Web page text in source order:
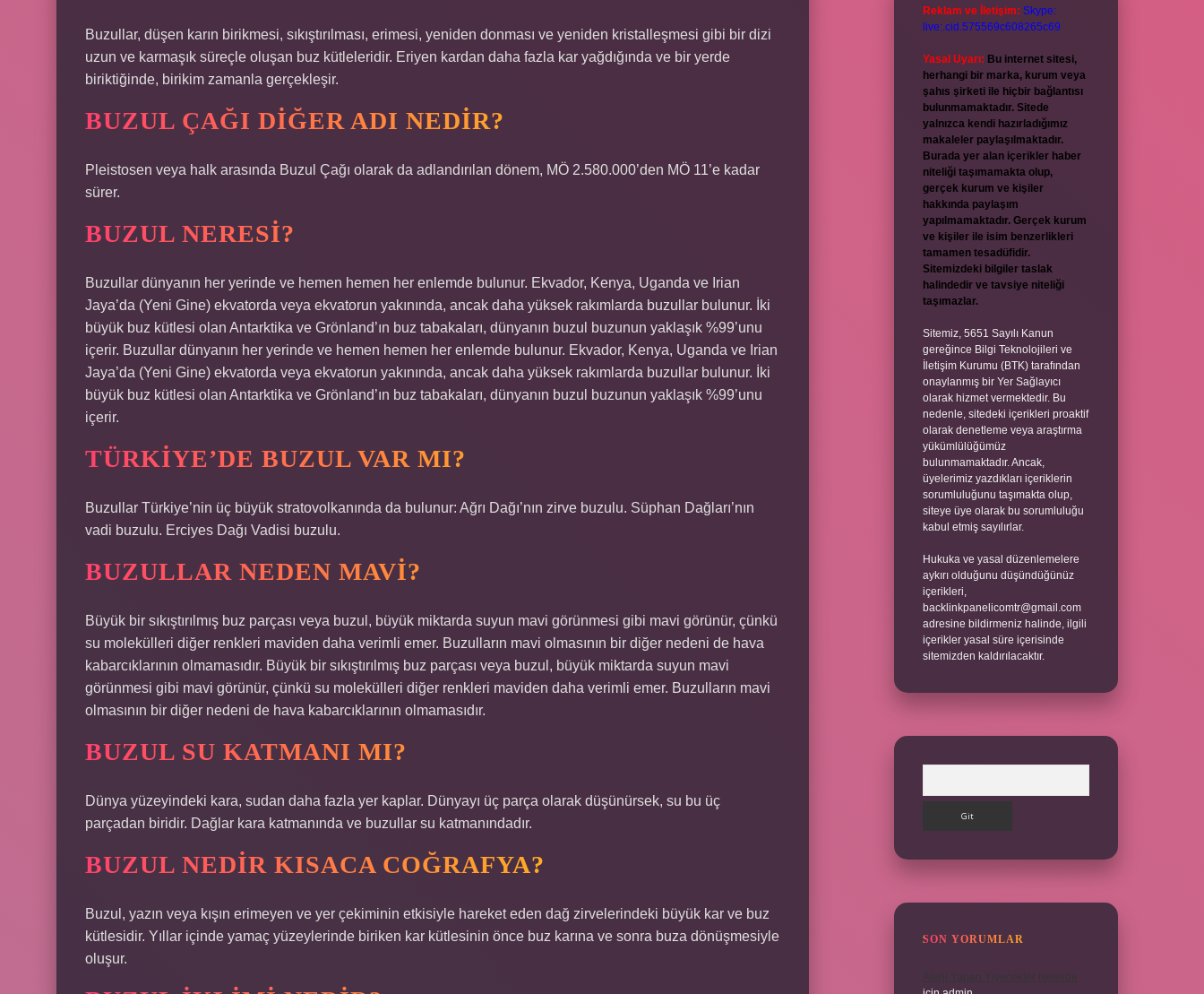
Buzullar, düşen karın birikmesi, sıkıştırılması, erimesi, yeniden donması ve yeniden kristalleşmesi gibi bir dizi
uzun ve karmaşık süreçle oluşan buz kütleleridir. Eriyen kardan daha fazla kar yağdığında ve bir yerde
biriktiğinde, birikim zamanla gerçekleşir.
BUZUL ÇAĞI DIĞER ADI NEDIR?
Pleistosen veya halk arasında Buzul Çağı olarak da adlandırılan dönem, MÖ 2.580.000’den MÖ 11’e kadar
sürer.
BUZUL NERESI?
Buzullar dünyanın her yerinde ve hemen hemen her enlemde bulunur. Ekvador, Kenya, Uganda ve Irian
Jaya’da (Yeni Gine) ekvatorda veya ekvatorun yakınında, ancak daha yüksek rakımlarda buzullar bulunur. İki
büyük buz kütlesi olan Antarktika ve Grönland’ın buz tabakaları, dünyanın buzul buzunun yaklaşık %99’unu
içerir. Buzullar dünyanın her yerinde ve hemen hemen her enlemde bulunur. Ekvador, Kenya, Uganda ve Irian
Jaya’da (Yeni Gine) ekvatorda veya ekvatorun yakınında, ancak daha yüksek rakımlarda buzullar bulunur. İki
büyük buz kütlesi olan Antarktika ve Grönland’ın buz tabakaları, dünyanın buzul buzunun yaklaşık %99’unu
içerir.
TÜRKIYE’DE BUZUL VAR MI?
Buzullar Türkiye’nin üç büyük stratovolkanında da bulunur: Ağrı Dağı’nın zirve buzulu. Süphan Dağları’nın
vadi buzulu. Erciyes Dağı Vadisi buzulu.
BUZULLAR NEDEN MAVI?
Büyük bir sıkıştırılmış buz parçası veya buzul, büyük miktarda suyun mavi görünmesi gibi mavi görünür, çünkü
su molekülleri diğer renkleri maviden daha verimli emer. Buzulların mavi olmasının bir diğer nedeni de hava
kabarcıklarının olmamasıdır. Büyük bir sıkıştırılmış buz parçası veya buzul, büyük miktarda suyun mavi
görünmesi gibi mavi görünür, çünkü su molekülleri diğer renkleri maviden daha verimli emer. Buzulların mavi
olmasının bir diğer nedeni de hava kabarcıklarının olmamasıdır.
BUZUL SU KATMANI MI?
Dünya yüzeyindeki kara, sudan daha fazla yer kaplar. Dünyayı üç parça olarak düşünürsek, su bu üç
parçadan biridir. Dağlar kara katmanında ve buzullar su katmanındadır.
BUZUL NEDIR KISACA COĞRAFYA?
Buzul, yazın veya kışın erimeyen ve yer çekiminin etkisiyle hareket eden dağ zirvelerindeki büyük kar ve buz
kütlesidir. Yıllar içinde yamaç yüzeylerinde biriken kar kütlesinin önce buz karına ve sonra buza dönüşmesiyle
oluşur.
Reklam ve İletişim: Skype:
live:.cid.575569c608265c69
Yasal Uyarı: Bu internet sitesi,
herhangi bir marka, kurum veya
şahıs şirketi ile hiçbir bağlantısı
bulunmamaktadır. Sitede
yalnızca kendi hazırladığımız
makaleler paylaşılmaktadır.
Burada yer alan içerikler haber
niteliği taşımamakta olup,
gerçek kurum ve kişiler
hakkında paylaşım
yapılmamaktadır. Gerçek kurum
ve kişiler ile isim benzerlikleri
tamamen tesadüfidir.
Sitemizdeki bilgiler taslak
halindedir ve tavsiye niteliği
taşımazlar.
Sitemiz, 5651 Sayılı Kanun
gereğince Bilgi Teknolojileri ve
İletişim Kurumu (BTK) tarafından
onaylanmış bir Yer Sağlayıcı
olarak hizmet vermektedir. Bu
nedenle, sitedeki içerikleri proaktif
olarak denetleme veya araştırma
yükümlülüğümüz
bulunmamaktadır. Ancak,
üyelerimiz yazdıkları içeriklerin
sorumluluğunu taşımakta olup,
siteye üye olarak bu sorumluluğu
kabul etmiş sayılırlar.
Hukuka ve yasal düzenlemelere
aykırı olduğunu düşündüğünüz
içerikleri,
backlinkpanelicomtr@gmail.com
adresine bildirmeniz halinde, ilgili
içerikler yasal süre içerisinde
sitemizden kaldırılacaktır.
SON YORUMLAR